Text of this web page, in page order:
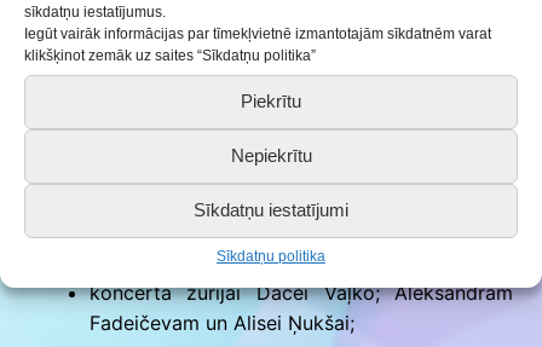
sīkdatņu iestatījumus.
Iegūt vairāk informācijas par tīmekļvietnē izmantotajām sīkdatnēm varat
klikšķinot zemāk uz saites “Sīkdatņu politika”
Piekrītu
Nepiekrītu
Sīkdatņu iestatījumi
Sīkdatņu politika
Projekta īstenotāji – Brocēnu jauniešu mājas
jaunietes, saka paldies ikvienam koncerta
grupai “Diapazons”, kas nodrošināja muzikālo
pavadījumu;
brīvprātīgajiem koncerta vadītājiem Gvido
Mēterim un Arvitai Blūmai;
koncerta žūrijai Dacei Vaļko; Aleksandram
Fadeičevam un Alisei Ņukšai;